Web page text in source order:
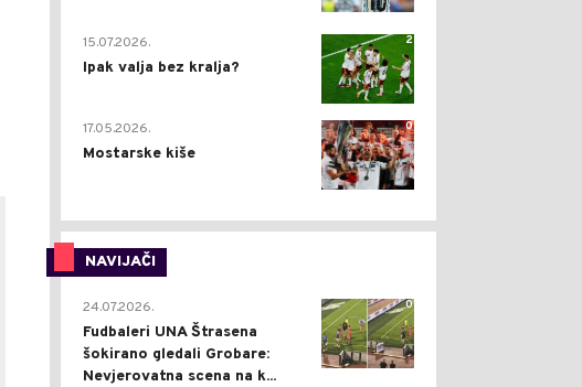
2
15.07.2026.
Ipak valja bez kralja?
0
17.05.2026.
Mostarske kiše
NAVIJAČI
0
24.07.2026.
Fudbaleri UNA Štrasena
šokirano gledali Grobare:
Nevjerovatna scena na k...